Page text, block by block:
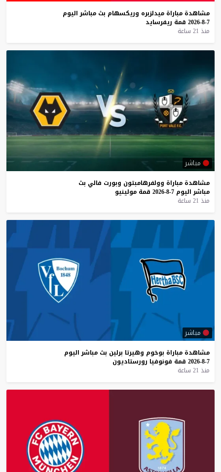
مشاهدة مباراة ميدلزبره وريكسهام بث مباشر اليوم
7-8-2026
قمة ريفرسايد
منذ 21 ساعة
مباشر
مشاهدة مباراة وولفرهامبتون وبورت فالي بث
مباشر اليوم 7-8-2026 قمة مولينيو
منذ 21 ساعة
مباشر
مشاهدة مباراة بوخوم وهيرتا برلين بث مباشر اليوم
7-8-2026
قمة فونوفيا رورستاديون
منذ 21 ساعة